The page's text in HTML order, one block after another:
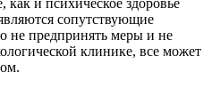
сопутствующие
не предпринять меры и не
клинике, все может